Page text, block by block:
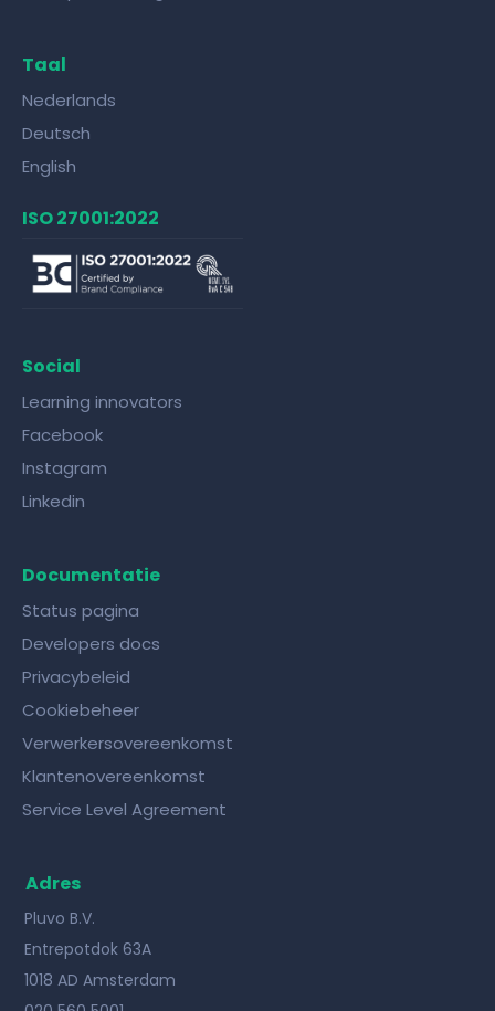
Taal
Nederlands
Deutsch
English
ISO 27001:2022
Social
Learning innovators
Facebook
Instagram
Linkedin
Documentatie
Status pagina
Developers docs
Privacybeleid
Cookiebeheer
Verwerkersovereenkomst
Klantenovereenkomst
Service Level Agreement
Adres
Pluvo B.V.
Entrepotdok 63A
1018 AD Amsterdam